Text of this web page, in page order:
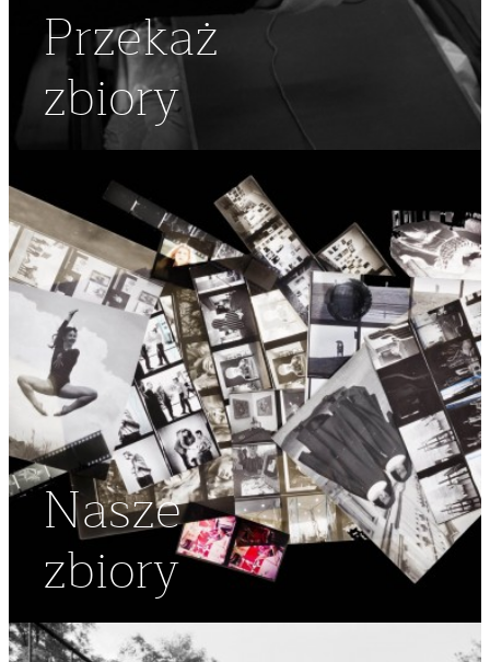
Przekaż
zbiory
Nasze
zbiory